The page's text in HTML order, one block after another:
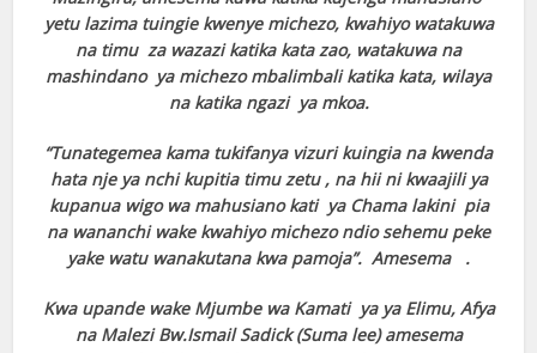
yetu lazima tuingie kwenye michezo, kwahiyo watakuwa
na timu za wazazi katika kata zao, watakuwa na
mashindano ya michezo mbalimbali katika kata, wilaya
na katika ngazi ya mkoa.
“Tunategemea kama tukifanya vizuri kuingia na kwenda
hata nje ya nchi kupitia timu zetu , na hii ni kwaajili ya
kupanua wigo wa mahusiano kati ya Chama lakini pia
na wananchi wake kwahiyo michezo ndio sehemu peke
yake watu wanakutana kwa pamoja”. Amesema .
Kwa upande wake Mjumbe wa Kamati ya ya Elimu, Afya
na Malezi Bw.Ismail Sadick (Suma lee) amesema